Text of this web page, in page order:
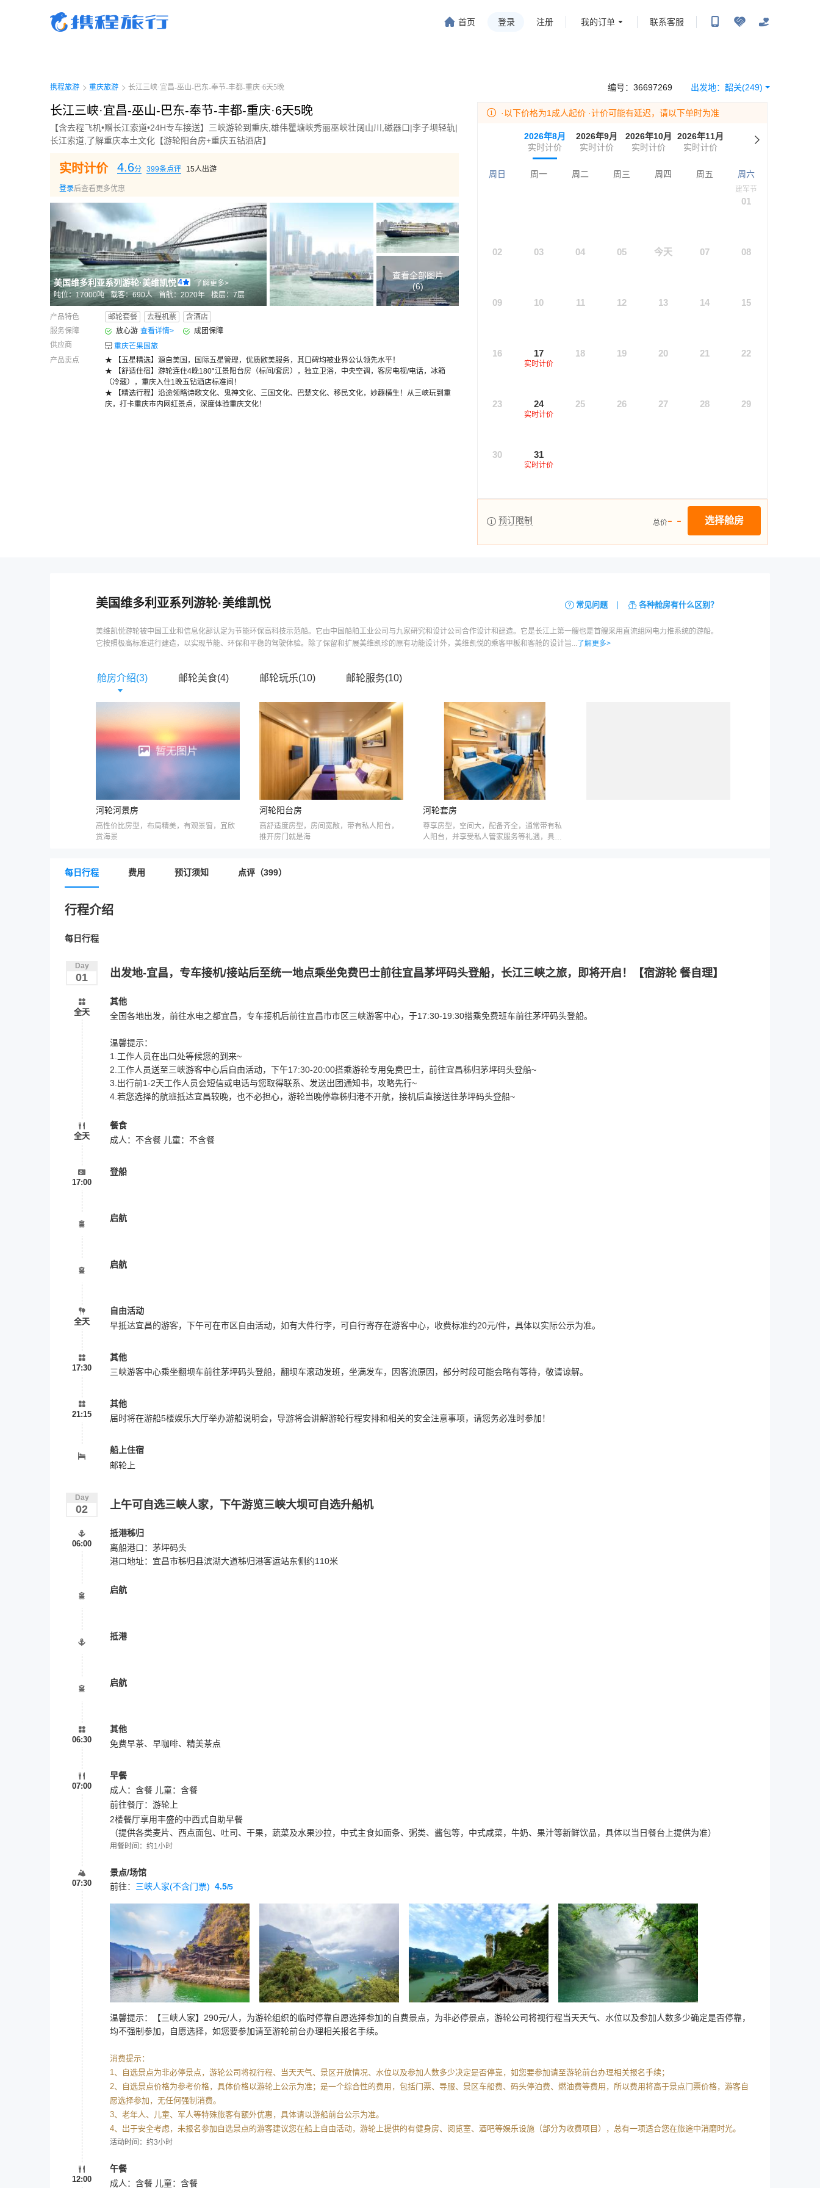
首页 登录 注册 我的订单 联系客服
携程旅游
重庆旅游 长江三峡·宜昌-巫山-巴东-奉节-丰都-重庆·6天5晚
长江三峡·宜昌-巫山-巴东-奉节-丰都-重庆·6天5晚
【含去程飞机•赠长江索道•24H专车接送】三峡游轮到重庆,雄伟瞿塘峡秀丽巫峡壮阔山川,磁器口|李子坝轻轨|
长江索道,了解重庆本土文化【游轮阳台房+重庆五钻酒店】
实时计价 4.6分 399条点评 15人出游
登录后查看更多优惠
美国维多利亚系列游轮·美维凯悦 4
了解更多>
吨位：17000吨 载客：690人 首航： 2020年 楼层： 7层
查看全部图片
(6)
产品特色 邮轮套餐 去程机票
含酒店
服务保障
放心游 查看详情>
成团保障
供应商
重庆芒果国旅
产品卖点
★ 【五星精选】源自美国，国际五星管理，优质欧美服务，其口碑均被业界公认领先水平！
★ 【舒适住宿】游轮连住4晚180°江景阳台房（标间/套房），独立卫浴，中央空调，客房电视/电话，冰箱
（冷藏），重庆入住1晚五钻酒店标准间！
★ 【精选行程】沿途领略诗歌文化、鬼神文化、三国文化、巴楚文化、移民文化，妙趣横生！从三峡玩到重
庆，打卡重庆市内网红景点，深度体验重庆文化！
出发地： 韶关(249)
编号： 36697269
·以下价格为1成人起价 ·计价可能有延迟，请以下单时为准
2026年8月
实时计价
2026年9月
实时计价
2026年10月
实时计价
2026年11月
实时计价
周日 周一 周二 周三 周四 周五 周六
建军节
01
02 03 04 05 今天 07 08
09 10 11 12 13 14 15
16 17
实时计价
18 19 20 21 22
23 24
实时计价
25 26 27 28 29
30 31
实时计价
预订限制 选择舱房
总价- -
美国维多利亚系列游轮·美维凯悦 常见问题 | 各种舱房有什么区别？
美维凯悦游轮被中国工业和信息化部认定为节能环保高科技示范船。它由中国船舶工业公司与九家研究和设计公司合作设计和建造。它是长江上第一艘也是首艘采用直流组网电力推系统的游船。
它按照极高标准进行建造，以实现节能、环保和平稳的驾驶体验。除了保留和扩展美维凯珍的原有功能设计外，美维凯悦的乘客甲板和客舱的设计旨...了解更多>
舱房介绍(3) 邮轮美食(4) 邮轮玩乐(10) 邮轮服务(10)
河轮河景房
高性价比房型，布局精美，有观景窗，宜欣
赏海景
河轮阳台房
高舒适度房型，房间宽敞，带有私人阳台，
推开房门就是海
河轮套房
尊享房型，空间大，配备齐全，通常带有私
人阳台，并享受私人管家服务等礼遇，具体
每日行程 费用 预订须知 点评（399）
行程介绍
每日行程
Day
01 出发地-宜昌，专车接机/接站后至统一地点乘坐免费巴士前往宜昌茅坪码头登船，长江三峡之旅，即将开启！【宿游轮 餐自理】
全天
其他
全国各地出发，前往水电之都宜昌，专车接机后前往宜昌市市区三峡游客中心，于17:30-19:30搭乘免费班车前往茅坪码头登船。
温馨提示：
1.工作人员在出口处等候您的到来~
2.工作人员送至三峡游客中心后自由活动，下午17:30-20:00搭乘游轮专用免费巴士，前往宜昌秭归茅坪码头登船~
3.出行前1-2天工作人员会短信或电话与您取得联系、发送出团通知书，攻略先行~
4.若您选择的航班抵达宜昌较晚，也不必担心，游轮当晚停靠秭归港不开航，接机后直接送往茅坪码头登船~
全天
餐食
成人：不含餐 儿童：不含餐
17:00
登船
启航
启航
全天
自由活动
早抵达宜昌的游客，下午可在市区自由活动，如有大件行李，可自行寄存在游客中心，收费标准约20元/件，具体以实际公示为准。
17:30
其他
三峡游客中心乘坐翻坝车前往茅坪码头登船，翻坝车滚动发班，坐满发车，因客流原因，部分时段可能会略有等待，敬请谅解。
21:15
其他
届时将在游船5楼娱乐大厅举办游船说明会，导游将会讲解游轮行程安排和相关的安全注意事项，请您务必准时参加！
船上住宿
邮轮上
Day
02 上午可自选三峡人家，下午游览三峡大坝可自选升船机
06:00
抵港秭归
离船港口：茅坪码头
港口地址：宜昌市秭归县滨湖大道秭归港客运站东侧约110米
启航
抵港
启航
06:30
其他
免费早茶、早咖啡、精美茶点
07:00
早餐
成人：含餐 儿童：含餐
前往餐厅： 游轮上
2楼餐厅享用丰盛的中西式自助早餐
（提供各类麦片、西点面包、吐司、干果，蔬菜及水果沙拉，中式主食如面条、粥类、酱包等，中式咸菜，牛奶、果汁等新鲜饮品，具体以当日餐台上提供为准）
用餐时间：约1小时
07:30
景点/场馆
前往： 三峡人家(不含门票) 4.5/5
温馨提示：【三峡人家】290元/人，为游轮组织的临时停靠自愿选择参加的自费景点，为非必停景点，游轮公司将视行程当天天气、水位以及参加人数多少确定是否停靠，
均不强制参加，自愿选择，如您要参加请至游轮前台办理相关报名手续。
消费提示：
1、自选景点为非必停景点，游轮公司将视行程、当天天气、景区开放情况、水位以及参加人数多少决定是否停靠，如您要参加请至游轮前台办理相关报名手续；
2、自选景点价格为参考价格，具体价格以游轮上公示为准；是一个综合性的费用，包括门票、导服、景区车船费、码头停泊费、燃油费等费用，所以费用将高于景点门票价格，游客自
愿选择参加，无任何强制消费。
3、老年人、儿童、军人等特殊旅客有额外优惠，具体请以游船前台公示为准。
4、出于安全考虑，未报名参加自选景点的游客建议您在船上自由活动，游轮上提供的有健身房、阅览室、酒吧等娱乐设施（部分为收费项目），总有一项适合您在旅途中消磨时光。
活动时间：约3小时
12:00
午餐
成人：含餐 儿童：含餐